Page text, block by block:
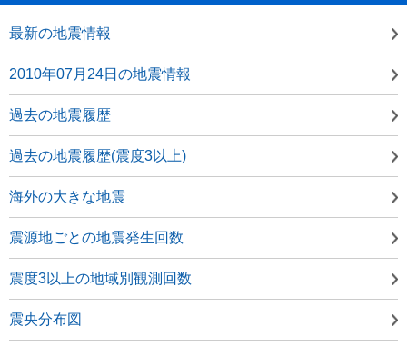
最新の地震情報
2010年07月24日の地震情報
過去の地震履歴
過去の地震履歴(震度3以上)
海外の大きな地震
震源地ごとの地震発生回数
震度3以上の地域別観測回数
震央分布図